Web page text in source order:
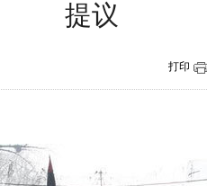
提议
打印